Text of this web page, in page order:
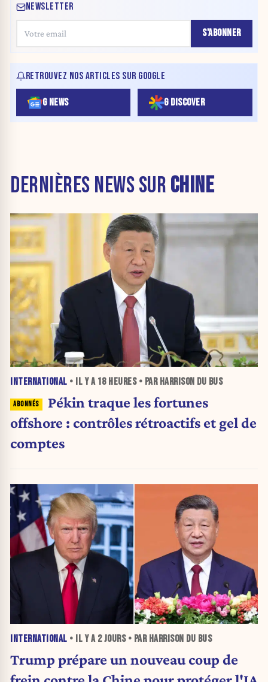
NEWSLETTER
S'ABONNER
RETROUVEZ NOS ARTICLES SUR GOOGLE
G NEWS G DISCOVER
DERNIÈRES NEWS SUR CHINE
INTERNATIONAL • IL Y A 18 HEURES• PAR HARRISON DU BUS
Pékin traque les fortunes
offshore : contrôles rétroactifs et gel de
comptes
INTERNATIONAL • IL Y A 2 JOURS• PAR HARRISON DU BUS
Trump prépare un nouveau coup de